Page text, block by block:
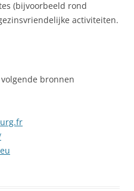
(bijvoorbeeld rond
activiteiten.
bronnen